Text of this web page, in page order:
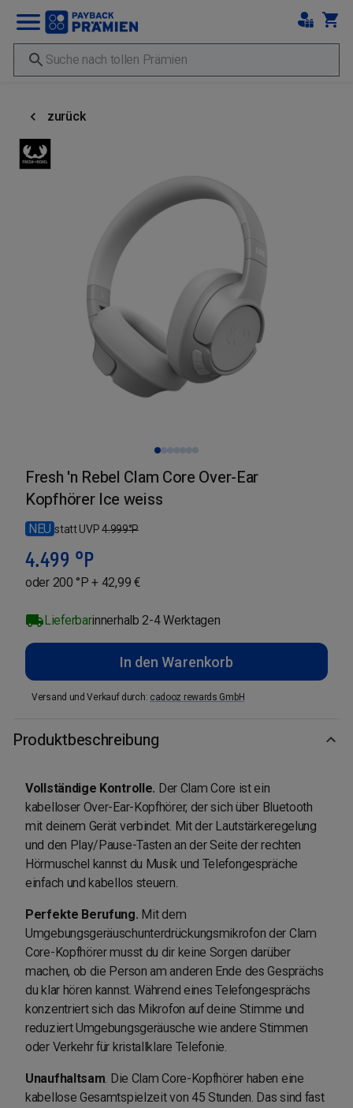
zurück
Fresh 'n Rebel Clam Core Over-Ear
Kopfhörer Ice weiss
NEU statt UVP4.999°P
4.499 °P
oder 200 °P + 42,99 €
Lieferbarinnerhalb 2-4 Werktagen
In den Warenkorb
Versand und Verkauf durch: cadooz rewards GmbH
Produktbeschreibung
Vollständige Kontrolle. Der Clam Core ist ein
kabelloser Over-Ear-Kopfhörer, der sich über Bluetooth
mit deinem Gerät verbindet. Mit der Lautstärkeregelung
und den Play/Pause-Tasten an der Seite der rechten
Hörmuschel kannst du Musik und Telefongespräche
einfach und kabellos steuern.
Perfekte Berufung. Mit dem
Umgebungsgeräuschunterdrückungsmikrofon der Clam
Core-Kopfhörer musst du dir keine Sorgen darüber
machen, ob die Person am anderen Ende des Gesprächs
du klar hören kannst. Während eines Telefongesprächs
konzentriert sich das Mikrofon auf deine Stimme und
reduziert Umgebungsgeräusche wie andere Stimmen
oder Verkehr für kristallklare Telefonie.
Unaufhaltsam. Die Clam Core-Kopfhörer haben eine
kabellose Gesamtspielzeit von 45 Stunden. Das sind fast